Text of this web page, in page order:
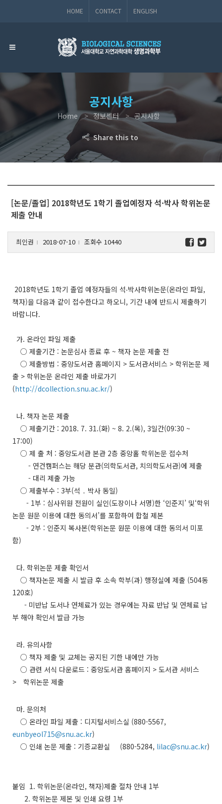
HOME CONTACT ENGLISH
공지사항
Home 정보센터 공지사항
Share this to
[논문/졸업] 2018학년도 1학기 졸업예정자 석·박사 학위논문
제출 안내
최인권 l 2018-07-10 l 조회수 10440
2018학년도 1학기 졸업 예정자들의 석‧박사학위논문(온라인 파일,
책자)을 다음과 같이 접수한다고 하오니, 기간 내에 반드시 제출하기
바랍니다.
가. 온라인 파일 제출
○ 제출기간 : 논문심사 종료 후 ~ 책자 논문 제출 전
○ 제출방법 : 중앙도서관 홈페이지 > 도서관서비스 > 학위논문 제
출 > 학위논문 온라인 제출 바로가기
(http://dcollection.snu.ac.kr/)
나. 책자 논문 제출
○ 제출기간 : 2018. 7. 31.(화) ~ 8. 2.(목), 3일간(09:30 ~
17:00)
○ 제 출 처 : 중앙도서관 본관 2층 중앙홀 학위논문 접수처
- 연건캠퍼스는 해당 분관(의학도서관, 치의학도서관)에 제출
- 대리 제출 가능
○ 제출부수 : 3부(석 ․ 박사 동일)
- 1부 : 심사위원 전원이 실인(도장이나 서명)한 ‘인준지’ 및‘학위
논문 원문 이용에 대한 동의서’를 포함하여 합철 제본
- 2부 : 인준지 복사본(학위논문 원문 이용에 대한 동의서 미포
함)
다. 학위논문 제출 확인서
○ 책자논문 제출 시 발급 후 소속 학부(과) 행정실에 제출 (504동
120호)
- 미반납 도서나 연체료가 있는 경우에는 자료 반납 및 연체료 납
부 해야 확인서 발급 가능
라. 유의사항
○ 책자 제출 및 교체는 공지된 기한 내에만 가능
○ 관련 서식 다운로드 : 중앙도서관 홈페이지 > 도서관 서비스
> 학위논문 제출
마. 문의처
○ 온라인 파일 제출 : 디지털서비스실 (880-5567,
eunbyeol715@snu.ac.kr)
○ 인쇄 논문 제출 : 기증교환실 (880-5284, lilac@snu.ac.kr)
붙임 1. 학위논문(온라인, 책자)제출 절차 안내 1부
2. 학위논문 제본 및 인쇄 요령 1부